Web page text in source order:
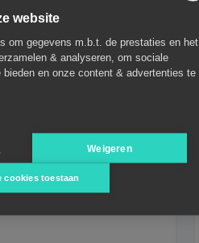
via mail aan de
website
om gegevens m.b.t. de prestaties en het
& analyseren, om sociale
en onze content & advertenties te
Weigeren
cookies toestaan